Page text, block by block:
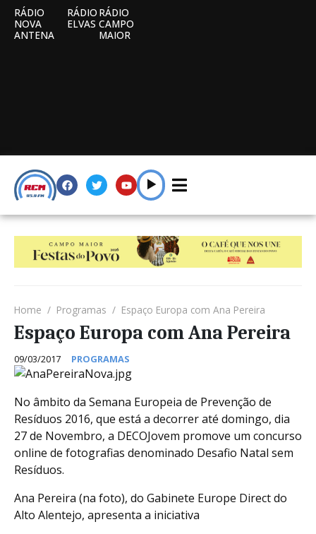
RÁDIO
NOVA
ANTENA
RÁDIO
ELVAS
RÁDIO
CAMPO
MAIOR
Home Programas Espaço Europa com Ana Pereira
Espaço Europa com Ana Pereira
09/03/2017 PROGRAMAS
No âmbito da Semana Europeia de Prevenção de
Resíduos 2016, que está a decorrer até domingo, dia
27 de Novembro, a DECOJovem promove um concurso
online de fotografias denominado Desafio Natal sem
Resíduos.
Ana Pereira (na foto), do Gabinete Europe Direct do
Alto Alentejo, apresenta a iniciativa